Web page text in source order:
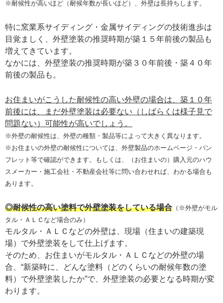
※耐候性が高いほど（耐候年数が長いほど）、外壁は長持ちします。
特に窯業系サイディング・金属サイディングの技術進歩は
目覚ましく、外壁塗装の推奨時期が築１５年前後の製品も
増えてきています。
なかには、外壁塗装の推奨時期が築３０年前後・築４０年
前後の製品も。
お住まいがこうした耐候性の高い外壁の場合は、築１０年
前後には、まだ外壁塗装は必要ない（しばらくは様子見で
問題ない）可能性が高いでしょう。
※外壁の耐候性は、外壁の種類・製品等によって大きく異なります。
※お住まいの外壁の耐候性については、外壁製品のホームページ・パン
フレット等で確認ができます。もしくは、（お住まいの）購入元のハウ
スメーカー・施工会社・不動産会社等に問い合わせれば、わかる場合も
あります。
◎耐候性の高い塗料で外壁塗装をしている場合 （※外壁がモル
タル・ＡＬＣなど場合のみ）
モルタル・ＡＬＣなどの外壁は、現場（住まいの建築現
場）で外壁塗装をして仕上げます。
そのため、お住まいがモルタル・ＡＬＣなどの外壁の場
合、“新築時に、どんな塗料（どのくらいの耐候年数の塗
料）で外壁塗装したか”で、外壁塗装の必要となる時期が変
わります。